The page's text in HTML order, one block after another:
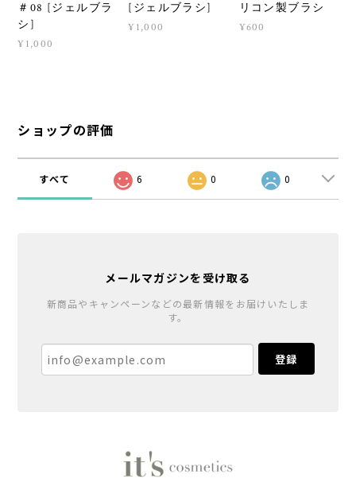
＃08 [ジェルブラ
シ]
¥1,000
[ジェルブラシ]
¥1,000
リコン製ブラシ
¥600
ショップの評価
すべて 6 0 0
メールマガジンを受け取る
新商品やキャンペーンなどの最新情報をお届けいたしま
す。
登録